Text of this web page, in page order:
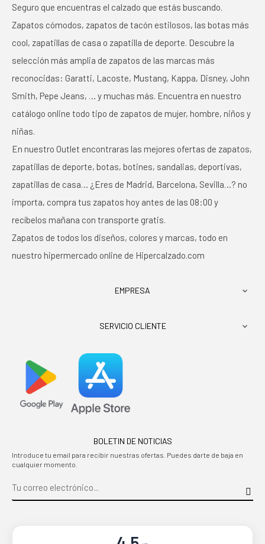
Seguro que encuentras el calzado que estás buscando.
Zapatos cómodos, zapatos de tacón estilosos, las botas más
cool, zapatillas de casa o zapatilla de deporte. Descubre la
selección más amplia de zapatos de las marcas más
reconocidas: Garatti, Lacoste, Mustang, Kappa, Disney, John
Smith, Pepe Jeans, … y muchas más. Encuentra en nuestro
catálogo online todo tipo de zapatos de mujer, hombre, niños y
niñas.
En nuestro Outlet encontraras las mejores ofertas de zapatos,
zapatillas de deporte, botas, botines, sandalias, deportivas,
zapatillas de casa… ¿Eres de Madrid, Barcelona, Sevilla…? no
importa, compra tus zapatos hoy antes de las 08:00 y
recíbelos mañana con transporte gratis.
Zapatos de todos los diseños, colores y marcas, todo en
nuestro hipermercado online de Hipercalzado.com
EMPRESA 
SERVICIO CLIENTE 
BOLETIN DE NOTICIAS
Introduce tu email para recibir nuestras ofertas. Puedes darte de baja en
cualquier momento.